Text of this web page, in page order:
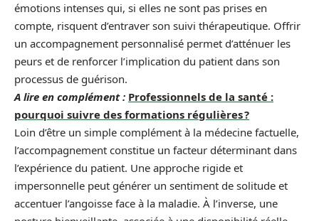
émotions intenses qui, si elles ne sont pas prises en
compte, risquent d’entraver son suivi thérapeutique. Offrir
un accompagnement personnalisé permet d’atténuer les
peurs et de renforcer l’implication du patient dans son
processus de guérison.
A lire en complément : Professionnels de la santé :
pourquoi suivre des formations régulières ?
Loin d’être un simple complément à la médecine factuelle,
l’accompagnement constitue un facteur déterminant dans
l’expérience du patient. Une approche rigide et
impersonnelle peut générer un sentiment de solitude et
accentuer l’angoisse face à la maladie. À l’inverse, une